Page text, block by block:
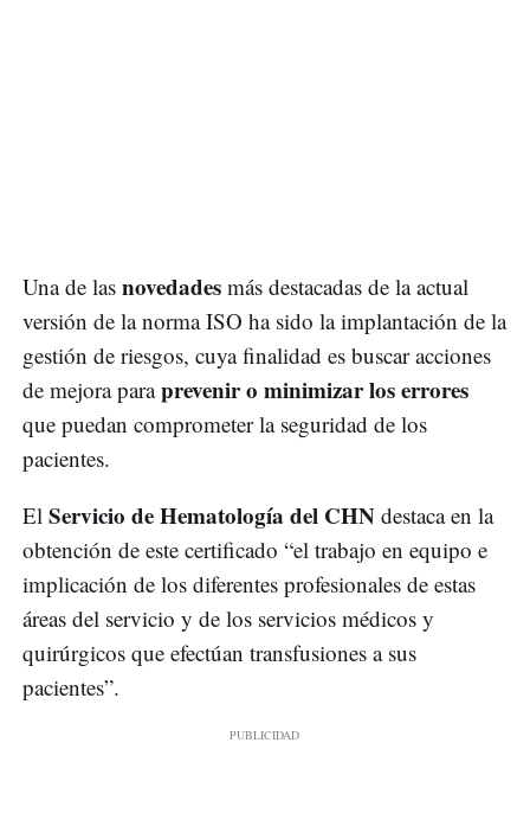
Una de las novedades más destacadas de la actual
versión de la norma ISO ha sido la implantación de la
gestión de riesgos, cuya finalidad es buscar acciones
de mejora paraprevenir o minimizar los errores
que puedan comprometer la seguridad de los
pacientes.
El Servicio de Hematología del CHN destaca en la
obtención de este certificado “el trabajo en equipo e
implicación de los diferentes profesionales de estas
áreas del servicio y de los servicios médicos y
quirúrgicos que efectúan transfusiones a sus
pacientes”.